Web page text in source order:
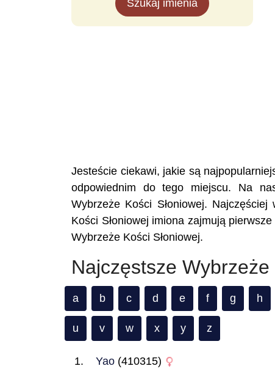
Szukaj imienia
Jesteście ciekawi, jakie są
odpowiednim do tego miejscu. Na
Wybrzeże Kości Słoniowej.
Kości Słoniowej imiona zajmują
Wybrzeże Kości Słoniowej.
Najczęstsze
a b c d e f g h
u v w x y z
Yao (410315)